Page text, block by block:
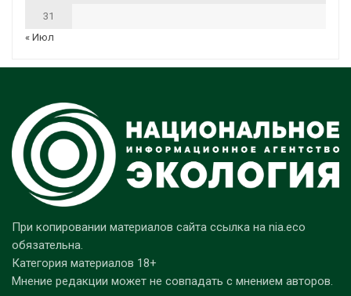
31
« Июл
При копировании материалов сайта ссылка на nia.eco
обязательна.
Категория материалов 18+
Мнение редакции может не совпадать с мнением авторов.